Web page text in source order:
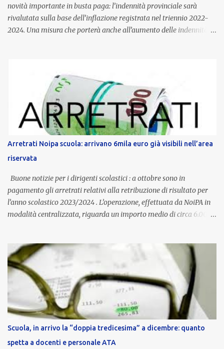
novità importante in busta paga: l’indennità provinciale sarà
rivalutata sulla base dell’inflazione registrata nel triennio 2022-
2024. Una misura che porterà anche all’aumento delle indennità di
dedicato alle donne vittime di violenza di genere, in linea con la
normativa nazionale e con l’obiettivo di offrire maggiore tutela e
supporto in situazioni delicate. L’indennità provinciale per i docenti
è un unicum in Italia: si tratta di una misura esclusiva della
Provincia autonoma di Bolzano, che integra in maniera stabile lo
stipendio nazionale grazie alle prerogative garantite
dall’autonomia locale. Non è un bonus temporaneo né un
compenso accessorio, ma una voce strutturale di retribuzione,
aggiornata periodicamente in base al cost...
Arretrati Noipa scuola: arrivano 6mila euro già visibili nell’area
riservata
Buone notizie per i dirigenti scolastici : a ottobre sono in
pagamento gli arretrati relativi alla retribuzione di risultato per
l’anno scolastico 2023/2024 . L’operazione, effettuata da NoiPA in
modalità centralizzata, riguarda un importo medio di circa 6.000
ordinaria di ottobre . Cos’è la retribuzione di risultato La
retribuzione di risultato rappresenta la parte variabile dello
stipendio dei dirigenti scolastici. Viene corrisposta per valorizzare
la qualità dell’attività svolta, la gestione delle risorse e il
raggiungimento degli obiettivi fissati dal Ministero dell’Istruzione
e del Merito (MIM) . Per l’anno scolastico 2023/2024, il MIM ha
completato la procedura di valutazione e trasmesso i dati a NoiPA,
che ha poi disposto la liquidazione automatica in busta paga . Gli
importi e le trattenute L’importo medio lordo riconosciuto è di 6....
Scuola, in arrivo la “doppia tredicesima” a dicembre: quanto
spetta a docenti e personale ATA